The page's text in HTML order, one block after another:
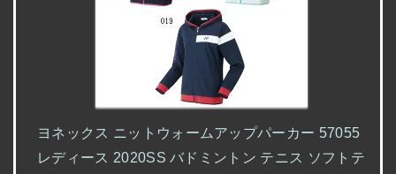
ヨネックス ニットウォームアップパーカー 57055
レディース 2020SS バドミントン テニス ソフトテ